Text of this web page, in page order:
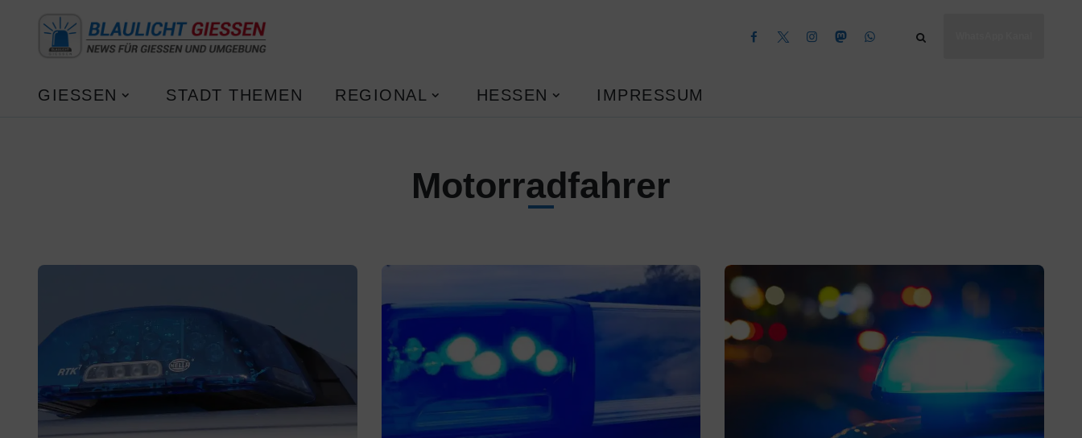
GIESSEN STADT THEMEN REGIONAL HESSEN IMPRESSUM
Motorradfahrer